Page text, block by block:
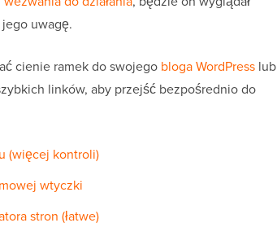
uwagę.
cienie ramek do swojego bloga WordPress lub
linków, aby przejść bezpośrednio do
(więcej kontroli)
wtyczki
stron (łatwe)